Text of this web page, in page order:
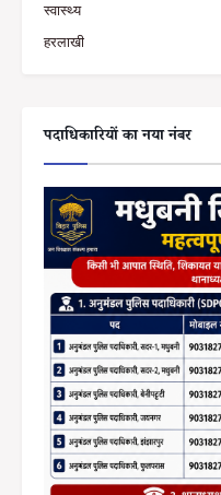
स्वास्थ्य
हरलाखी
पदाधिकारियों का नया नंबर